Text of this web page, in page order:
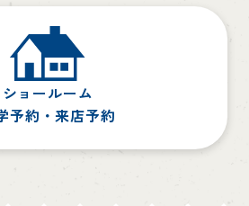
ショールーム
予約・来店予約